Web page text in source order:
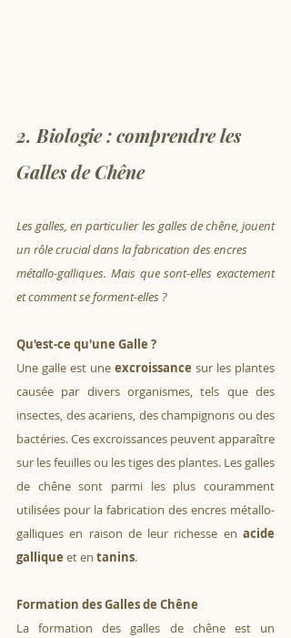
2. Biologie : comprendre les
Galles de Chêne
Les galles, en particulier les galles de chêne, jouent
un rôle crucial dans la fabrication des encres
métallo-galliques. Mais que sont-elles exactement
et comment se forment-elles ?
Qu'est-ce qu'une Galle ?
Une galle est une excroissance sur les plantes
causée par divers organismes, tels que des
insectes, des acariens, des champignons ou des
bactéries. Ces excroissances peuvent apparaître
sur les feuilles ou les tiges des plantes. Les galles
de chêne sont parmi les plus couramment
utilisées pour la fabrication des encres métallo-
galliques en raison de leur richesse en acide
gallique et en tanins.
Formation des Galles de Chêne
La formation des galles de chêne est un